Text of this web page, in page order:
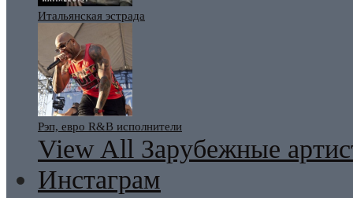
Итальянская эстрада
Рэп, евро R&B исполнители
View All Зарубежные
Инстаграм